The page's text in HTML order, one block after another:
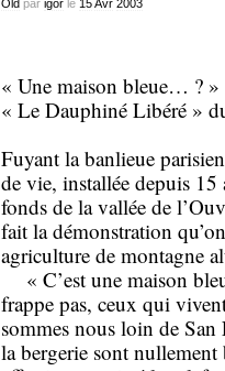
Old par igorle 15 Avr 2003
« Une maison bleue… ? »
« Le Dauphiné Libéré »
Fuyant la banlieue
de vie, installée depuis
fonds de la vallée de
fait la démonstration
agriculture de montagne
« C’est une maison
frappe pas, ceux qui
sommes nous loin de San
la bergerie sont